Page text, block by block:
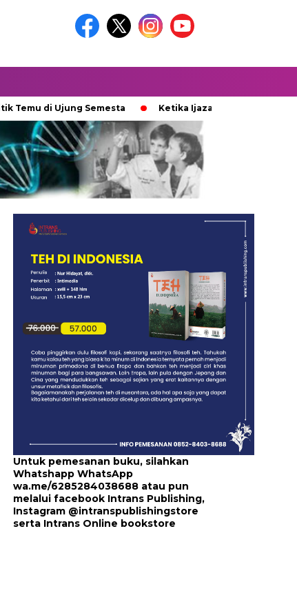
Ujung Semesta Ketika Ijazah Analog Diperdebatkan di
Untuk pemesanan buku, silahkan
Whatshapp WhatsApp
wa.me/6285284038688 atau pun
melalui facebook Intrans Publishing,
Instagram @intranspublishingstore
serta Intrans Online bookstore